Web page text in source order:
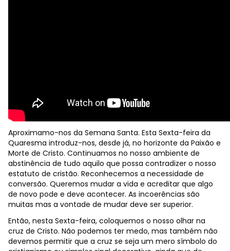
Aproximamo-nos da Semana Santa. Esta Sexta-feira da
Quaresma introduz-nos, desde já, no horizonte da Paixão e
Morte de Cristo. Continuamos no nosso ambiente de
abstinência de tudo aquilo que possa contradizer o nosso
estatuto de cristão. Reconhecemos a necessidade de
conversão. Queremos mudar a vida e acreditar que algo
de novo pode e deve acontecer. As incoerências são
muitas mas a vontade de mudar deve ser superior.
Então, nesta Sexta-feira, coloquemos o nosso olhar na
cruz de Cristo. Não podemos ter medo, mas também não
devemos permitir que a cruz se seja um mero símbolo do